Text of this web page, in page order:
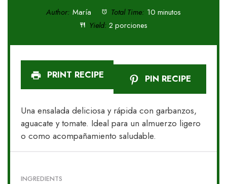
Author: María Total Time: 10 minutos
Yield: 2 porciones
PRINT RECIPE PIN RECIPE
Una ensalada deliciosa y rápida con garbanzos,
aguacate y tomate. Ideal para un almuerzo ligero
o como acompañamiento saludable.
INGREDIENTS